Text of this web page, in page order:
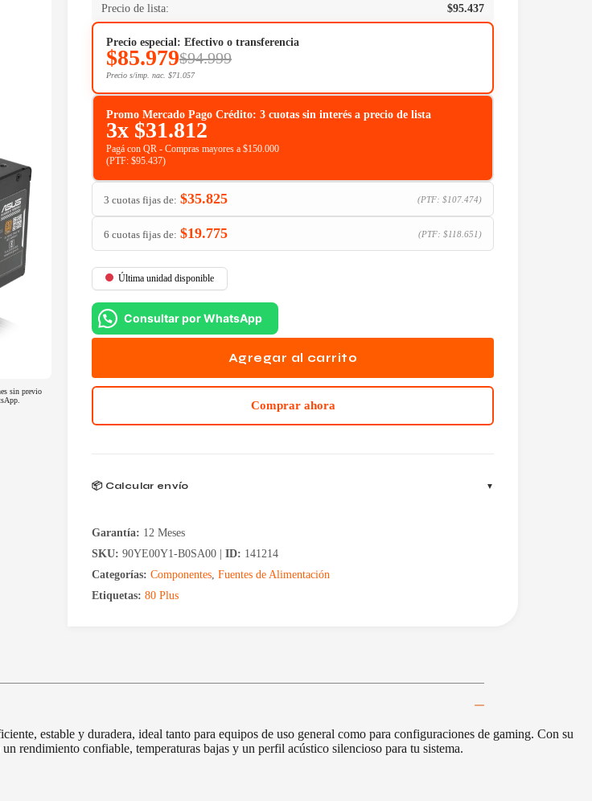
sin previo
Precio de lista: $95.437
Precio especial: Efectivo o transferencia
$85.979$94.999
Precio s/imp. nac. $71.057
Promo Mercado Pago Crédito: 3 cuotas sin interés a precio de lista
3x $31.812
Pagá con QR - Compras mayores a $150.000
(PTF: $95.437)
3 cuotas fijas de: $35.825 (PTF: $107.474)
6 cuotas fijas de: $19.775 (PTF: $118.651 )
Última unidad disponible
Consultar por WhatsApp
Agregar al carrito
Comprar ahora
📦 Calcular envío
Garantía: 12 Meses
SKU: 90YE00Y1-B0SA00 | ID: 141214
Categorías: Componentes, Fuentes de Alimentación
Etiquetas: 80 Plus
estable y duradera, ideal tanto para equipos de uso general como para configuraciones de gaming. Con su
rendimiento confiable, temperaturas bajas y un perfil acústico silencioso para tu sistema.